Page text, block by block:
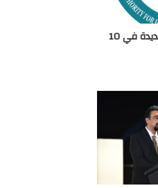
اعتماد 30 منشأة صحية جديدة في 10